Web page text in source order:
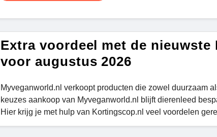
Extra voordeel met de
voor augustus 2026
Myveganworld.nl verkoopt producten die zowel duurzaam
keuzes aankoop van Myveganworld.nl blijft dierenleed
Hier krijg je met hulp van Kortingscop.nl veel voordelen